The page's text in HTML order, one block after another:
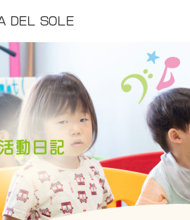
DEL SOLE
動日記